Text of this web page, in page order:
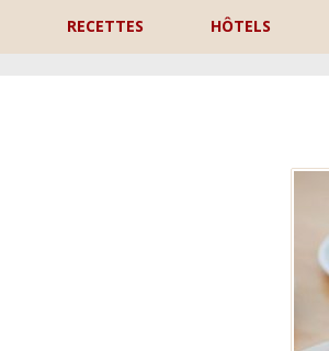
RECETTES HÔTELS